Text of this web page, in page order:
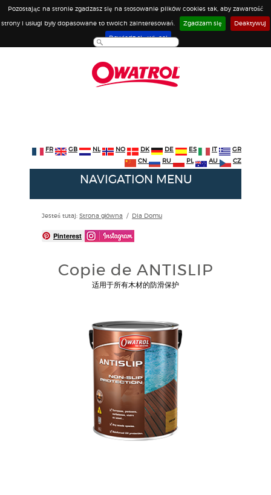
Pozostając na stronie zgadzasz się na stosowanie plików cookies tak, aby zawartość
strony i usługi były dopasowane to twoich zainteresowań. Zgadzam się Deaktywuj
Dowiedz się więcej
FR GB NL NO DK DE ES IT
GR
CN
RU PL AU CZ
NAVIGATION MENU
Jesteś tutaj: Strona główna / Dla Domu
Pinterest
Copie de ANTISLIP
适用于所有木材的防滑保护